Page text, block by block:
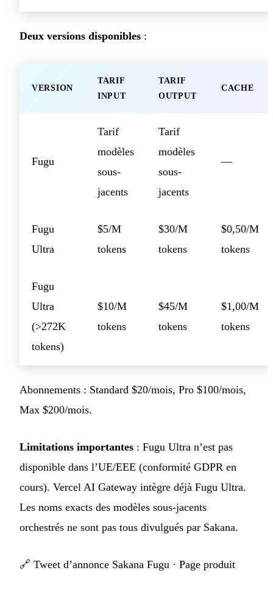
Deux versions disponibles :
VERSION
TARIF
INPUT
TARIF
OUTPUT
CACHE
Fugu
Tarif
modèles
sous-
jacents
Tarif
modèles
sous-
jacents
—
Fugu
Ultra
$5/M
tokens
$30/M
tokens
$0,50/M
tokens
Fugu
Ultra
(>272K
tokens)
$10/M
tokens
$45/M
tokens
$1,00/M
tokens
Abonnements : Standard $20/mois, Pro $100/mois,
Max $200/mois.
Limitations importantes : Fugu Ultra n’est pas
disponible dans l’UE/EEE (conformité GDPR en
cours). Vercel AI Gateway intègre déjà Fugu Ultra.
Les noms exacts des modèles sous-jacents
orchestrés ne sont pas tous divulgués par Sakana.
🔗 Tweet d’annonce Sakana Fugu · Page produit